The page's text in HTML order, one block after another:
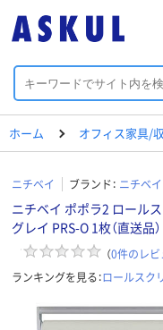
ホーム オフィス家具/
ニチベイ ブランド： ニチベイ
ニチベイ ポポラ2 ロール
グレイ PRS-O 1枚（直送品）
（0件のレビ
ランキングを見る：ロールスク